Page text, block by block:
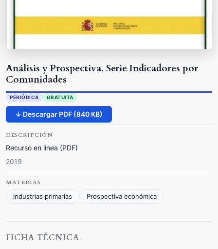
Análisis y Prospectiva. Serie Indicadores por
Comunidades
PERIÓDICA GRATUITA
↓ Descargar PDF (840 KB)
DESCRIPCIÓN
Recurso en línea (PDF)
2019
MATERIAS
Industrias primarias
Prospectiva económica
FICHA TÉCNICA